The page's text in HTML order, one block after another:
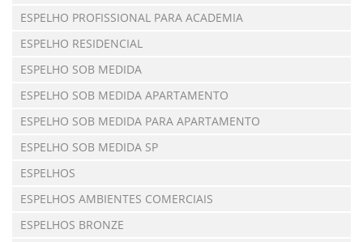
ESPELHO PROFISSIONAL PARA ACADEMIA
ESPELHO RESIDENCIAL
ESPELHO SOB MEDIDA
ESPELHO SOB MEDIDA APARTAMENTO
ESPELHO SOB MEDIDA PARA APARTAMENTO
ESPELHO SOB MEDIDA SP
ESPELHOS
ESPELHOS AMBIENTES COMERCIAIS
ESPELHOS BRONZE